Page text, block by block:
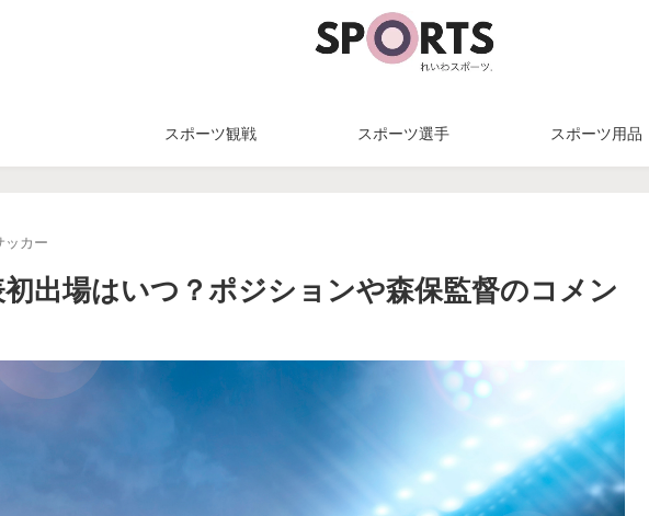
スポーツ観戦 スポーツ選手 スポーツ用品
ッカー
出場はいつ？ポジションや森保監督のコメン